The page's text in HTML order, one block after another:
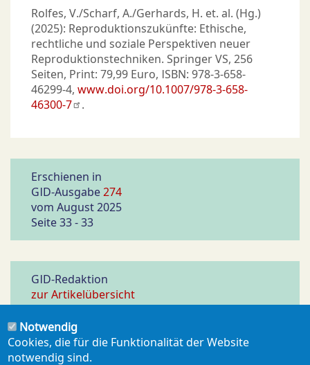
Rolfes, V./Scharf, A./Gerhards, H. et. al. (Hg.)
(2025): Reproduktionszukünfte: Ethische,
rechtliche und soziale Perspektiven neuer
Reproduktionstechniken. Springer VS, 256
Seiten, Print: 79,99 Euro, ISBN: 978-3-658-
46299-4, www.doi.org/10.1007/978-3-658-
46300-7
.
Erschienen in
GID-Ausgabe274
vom August 2025
Seite 33 - 33
GID-Redaktion
zur Artikelübersicht
PDF ERZEUGEN
Notwendig
Cookies, die für die Funktionalität der Website
notwendig sind.